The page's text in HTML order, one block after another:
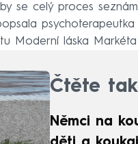
se celý proces
psychoterapeutka
Moderní láska
Čtěte
Němci na